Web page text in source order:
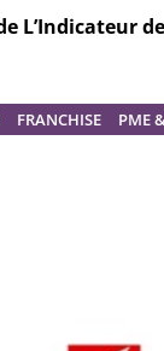
L’Indicateur
FRANCHISE PME